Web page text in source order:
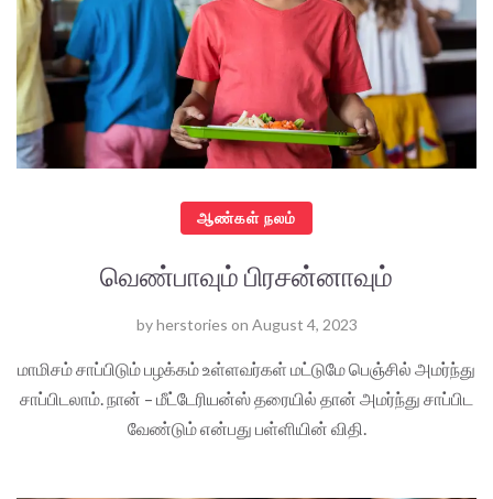
ஆண்கள் நலம்
வெண்பாவும் பிரசன்னாவும்
byherstories on August 4, 2023
மாமிசம் சாப்பிடும் பழக்கம் உள்ளவர்கள் மட்டுமே பெஞ்சில் அமர்ந்து
சாப்பிடலாம். நான் – மீட்டேரியன்ஸ் தரையில் தான் அமர்ந்து சாப்பிட
வேண்டும் என்பது பள்ளியின் விதி.